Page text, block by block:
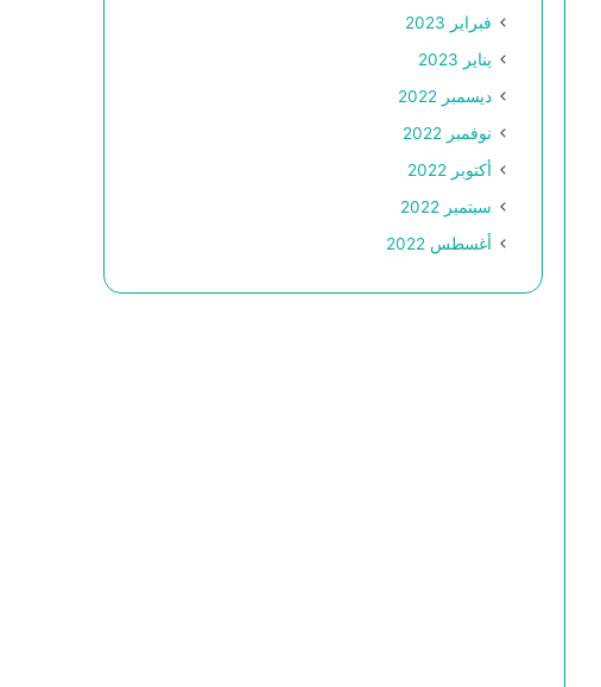
فبراير 2023
يناير 2023
ديسمبر 2022
نوفمبر 2022
أكتوبر 2022
سبتمبر 2022
أغسطس 2022